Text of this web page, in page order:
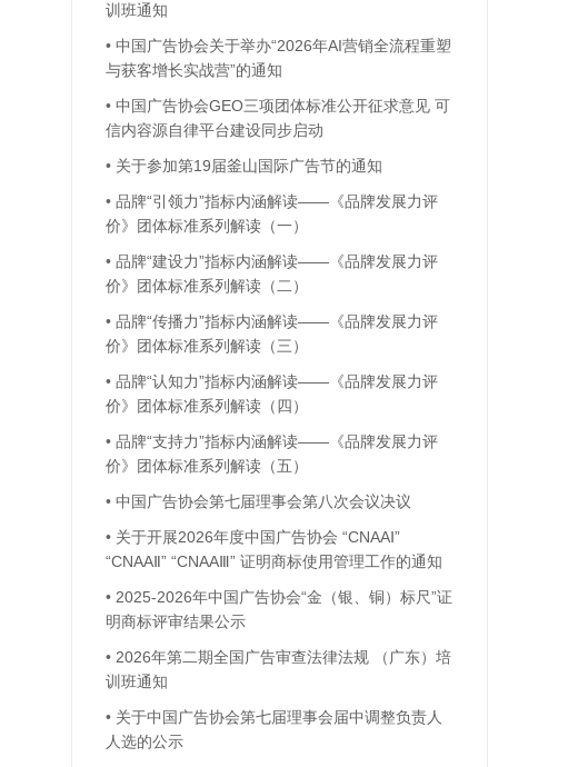
训班通知
• 中国广告协会关于举办“2026年AI营销全流程重塑
与获客增长实战营”的通知
• 中国广告协会GEO三项团体标准公开征求意见 可
信内容源自律平台建设同步启动
• 关于参加第19届釜山国际广告节的通知
• 品牌“引领力”指标内涵解读——《品牌发展力评
价》团体标准系列解读（一）
• 品牌“建设力”指标内涵解读——《品牌发展力评
价》团体标准系列解读（二）
• 品牌“传播力”指标内涵解读——《品牌发展力评
价》团体标准系列解读（三）
• 品牌“认知力”指标内涵解读——《品牌发展力评
价》团体标准系列解读（四）
• 品牌“支持力”指标内涵解读——《品牌发展力评
价》团体标准系列解读（五）
• 中国广告协会第七届理事会第八次会议决议
• 关于开展2026年度中国广告协会 “CNAAⅠ”
“CNAAⅡ” “CNAAⅢ” 证明商标使用管理工作的通知
• 2025-2026年中国广告协会“金（银、铜）标尺”证
明商标评审结果公示
• 2026年第二期全国广告审查法律法规 （广东）培
训班通知
• 关于中国广告协会第七届理事会届中调整负责人
人选的公示